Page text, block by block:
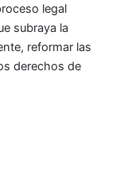
legal
subraya la
reformar las
derechos de